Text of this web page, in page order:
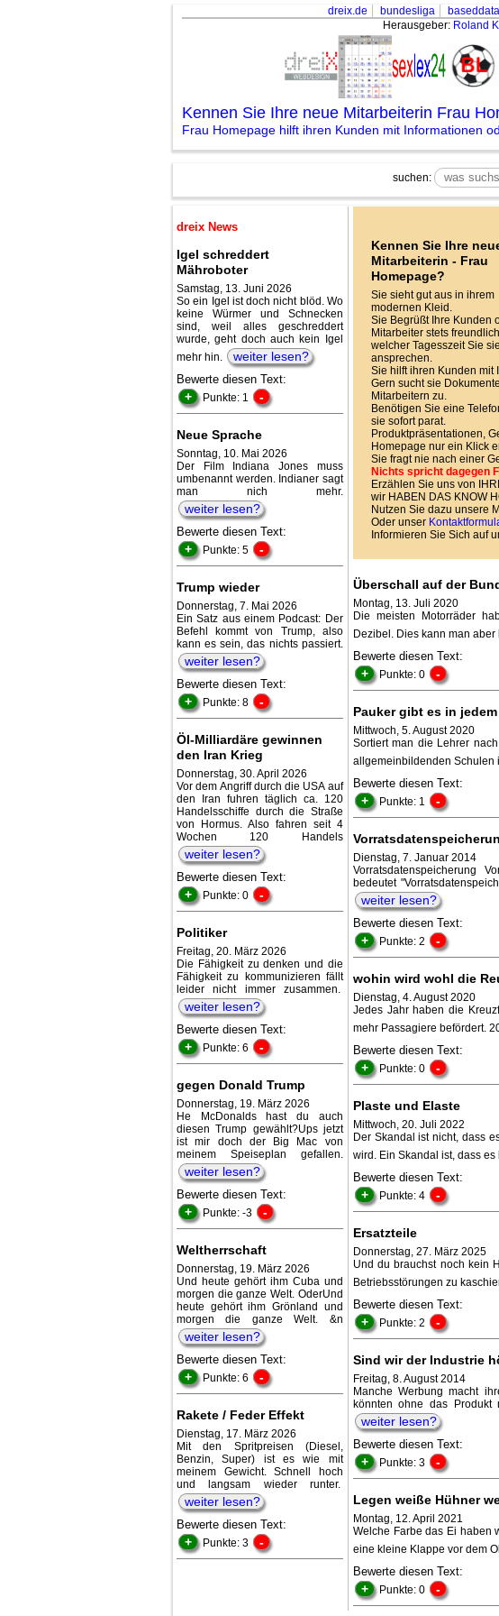
dreix.de bundesliga
Herausgeber: Roland
Kennen Sie Ihre neue Mitarbeiterin Frau
Frau Homepage hilft ihren Kunden mit Informationen
suchen:
dreix News
Igel schreddert
Mähroboter
Samstag, 13. Juni 2026
So ein Igel ist doch nicht blöd. Wo
keine Würmer und Schnecken
sind, weil alles geschreddert
wurde, geht doch auch kein Igel
mehr hin.
weiter lesen?
Bewerte diesen Text:
+ Punkte: 1 -
Neue Sprache
Sonntag, 10. Mai 2026
Der Film Indiana Jones muss
umbenannt werden. Indianer sagt
man nich mehr.
weiter lesen?
Bewerte diesen Text:
+ Punkte: 5 -
Trump wieder
Donnerstag, 7. Mai 2026
Ein Satz aus einem Podcast: Der
Befehl kommt von Trump, also
kann es sein, das nichts passiert.
weiter lesen?
Bewerte diesen Text:
+ Punkte: 8 -
Öl-Milliardäre gewinnen
den Iran Krieg
Donnerstag, 30. April 2026
Vor dem Angriff durch die USA auf
den Iran fuhren täglich ca. 120
Handelsschiffe durch die Straße
von Hormus. Also fahren seit 4
Wochen 120 Handels
weiter lesen?
Bewerte diesen Text:
+ Punkte: 0 -
Politiker
Freitag, 20. März 2026
Die Fähigkeit zu denken und die
Fähigkeit zu kommunizieren fällt
leider nicht immer zusammen.
weiter lesen?
Bewerte diesen Text:
+ Punkte: 6 -
gegen Donald Trump
Donnerstag, 19. März 2026
He McDonalds hast du auch
diesen Trump gewählt?Ups jetzt
ist mir doch der Big Mac von
meinem Speiseplan gefallen.
weiter lesen?
Bewerte diesen Text:
+ Punkte: -3 -
Weltherrschaft
Donnerstag, 19. März 2026
Und heute gehört ihm Cuba und
morgen die ganze Welt. OderUnd
heute gehört ihm Grönland und
morgen die ganze Welt. &n
weiter lesen?
Bewerte diesen Text:
+ Punkte: 6 -
Rakete / Feder Effekt
Dienstag, 17. März 2026
Mit den Spritpreisen (Diesel,
Benzin, Super) ist es wie mit
meinem Gewicht. Schnell hoch
und langsam wieder runter.
weiter lesen?
Bewerte diesen Text:
+ Punkte: 3 -
Kennen Sie Ihre
Mitarbeiterin - Frau
Homepage?
Sie sieht gut aus in ihrem
modernen Kleid.
Sie Begrüßt Ihre Kunden
Mitarbeiter stets
welcher Tagesszeit Sie sie
ansprechen.
Sie hilft ihren Kunden mit
Gern sucht sie
Mitarbeitern zu.
Benötigen Sie eine
sie sofort parat.
Produktpräsentationen,
Homepage nur ein Klick
Sie fragt nie nach einer
Nichts spricht dagegen
Erzählen Sie uns von
wir HABEN DAS KNOW
Nutzen Sie dazu unsere
Oder unser
Informieren Sie Sich auf
Überschall auf der
Montag, 13. Juli 2020
Die meisten Motorräder
Dezibel. Dies kann man
Bewerte diesen Text:
+ Punkte: 0 -
Pauker gibt es in
Mittwoch, 5. August 2020
Sortiert man die Lehrer
allgemeinbildenden Schulen
Bewerte diesen Text:
+ Punkte: 1 -
Dienstag, 7. Januar 2014
Vorratsdatenspeicherung
bedeutet
weiter lesen?
Bewerte diesen Text:
+ Punkte: 2 -
wohin wird wohl die
Dienstag, 4. August 2020
Jedes Jahr haben die
mehr Passagiere befördert.
Bewerte diesen Text:
+ Punkte: 0 -
Plaste und Elaste
Mittwoch, 20. Juli 2022
Der Skandal ist nicht, dass
wird. Ein Skandal ist, dass
Bewerte diesen Text:
+ Punkte: 4 -
Ersatzteile
Donnerstag, 27. März 2025
Und du brauchst noch kein
Betriebsstörungen zu
Bewerte diesen Text:
+ Punkte: 2 -
Sind wir der Industrie
Freitag, 8. August 2014
Manche Werbung macht
könnten ohne das
weiter lesen?
Bewerte diesen Text:
+ Punkte: 3 -
Legen weiße Hühner
Montag, 12. April 2021
Welche Farbe das Ei haben
eine kleine Klappe vor dem
Bewerte diesen Text:
+ Punkte: 0 -